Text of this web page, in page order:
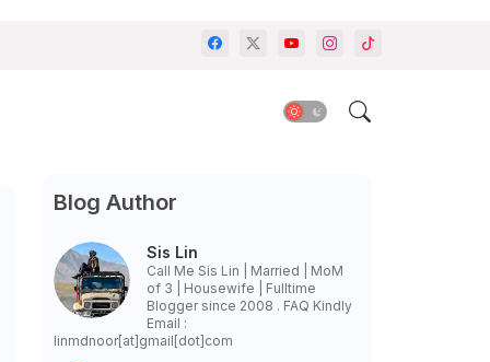
Blog Author
Sis Lin
Call Me Sis Lin | Married | MoM
of 3 | Housewife | Fulltime
Blogger since 2008 . FAQ Kindly
Email :
linmdnoor[at]gmail[dot]com